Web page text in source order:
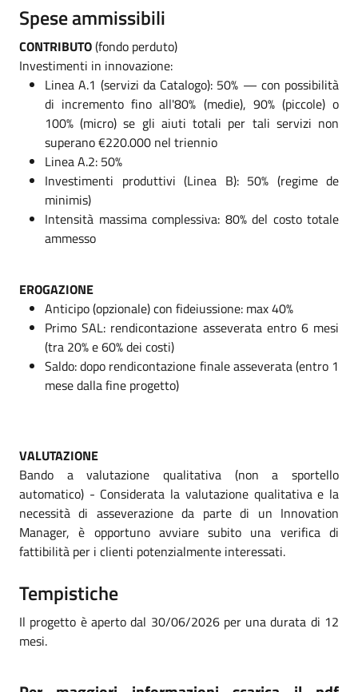
Spese ammissibili
CONTRIBUTO(fondo perduto)
Investimenti in innovazione:
Linea A.1 (servizi da Catalogo): 50% — con possibilità
di incremento fino all'80% (medie), 90% (piccole) o
100% (micro) se gli aiuti totali per tali servizi non
superano €220.000 nel triennio
Linea A.2: 50%
Investimenti produttivi (Linea B): 50% (regime de
minimis)
Intensità massima complessiva: 80% del costo totale
ammesso
EROGAZIONE
Anticipo (opzionale) con fideiussione: max 40%
Primo SAL: rendicontazione asseverata entro 6 mesi
(tra 20% e 60% dei costi)
Saldo: dopo rendicontazione finale asseverata (entro 1
mese dalla fine progetto)
VALUTAZIONE
Bando a valutazione qualitativa (non a sportello
automatico) - Considerata la valutazione qualitativa e la
necessità di asseverazione da parte di un Innovation
Manager, è opportuno avviare subito una verifica di
fattibilità per i clienti potenzialmente interessati.
Tempistiche
Il progetto è aperto dal 30/06/2026 per una durata di 12
mesi.